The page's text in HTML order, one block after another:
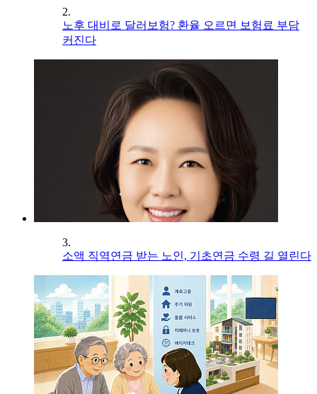
2.
노후 대비로 달러보험? 환율 오르면 보험료 부담
커진다
3.
소액 직역연금 받는 노인, 기초연금 수령 길 열린다